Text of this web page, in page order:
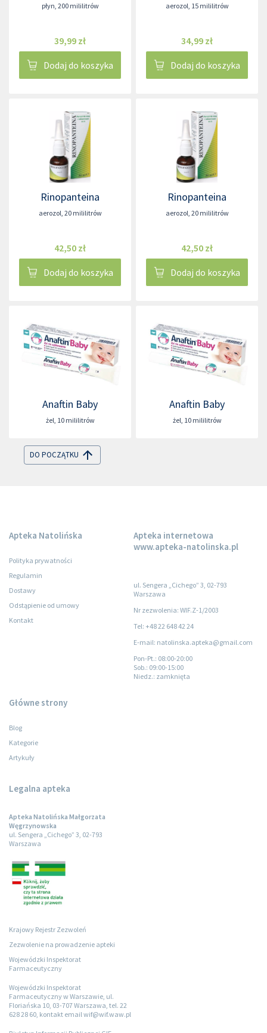
płyn 200 mililitrów
39,99 zł
Dodaj do koszyka
aerozol 15 mililitrów
34,99 zł
Dodaj do koszyka
Rinopanteina
aerozol 20 mililitrów
42,50 zł
Dodaj do koszyka
Rinopanteina
aerozol 20 mililitrów
42,50 zł
Dodaj do koszyka
Anaftin Baby
żel 10 mililitrów
Anaftin Baby
żel 10 mililitrów
DO POCZĄTKU
Apteka Natolińska
Polityka prywatności
Regulamin
Dostawy
Odstąpienie od umowy
Kontakt
Apteka internetowa
www.apteka-natolinska.pl
ul. Sengera „Cichego” 3, 02-793
Warszawa
Nr zezwolenia: WIF.Z-1/2003
Tel: +48 22 648 42 24
E-mail: natolinska.apteka@gmail.com
Pon-Pt.: 08:00-20:00
Sob.: 09:00-15:00
Niedz.: zamknięta
Główne strony
Blog
Kategorie
Artykuły
Legalna apteka
Apteka Natolińska Małgorzata
Węgrzynowska
ul. Sengera „Cichego” 3, 02-793
Warszawa
Krajowy Rejestr Zezwoleń
Zezwolenie na prowadzenie apteki
Wojewódzki Inspektorat
Farmaceutyczny
Wojewódzki Inspektorat
Farmaceutyczny w Warszawie, ul.
Floriańska 10, 03-707 Warszawa, tel. 22
628 28 60, kontakt email wif@wif.waw.pl